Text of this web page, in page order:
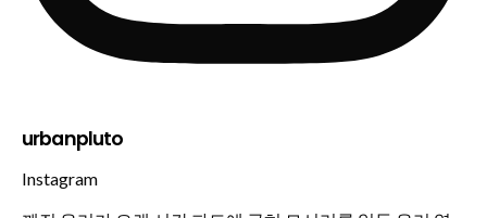
urbanpluto
Instagram